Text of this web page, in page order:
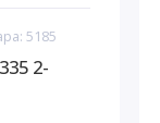
5185
2-